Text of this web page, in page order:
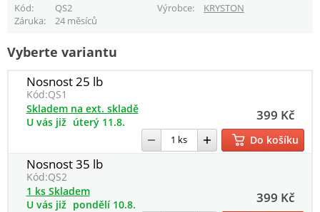
Kód QS2 Výrobce
KRYSTON
Záruka
24 měsíců
Vyberte variantu
Nosnost 25 lb
Kód:QS1
399 Kč
Skladem na ext. skladě
U vás již úterý 11.8.
Do košíku
Nosnost 35 lb
Kód:QS2
399 Kč
1 ks Skladem
U vás již pondělí 10.8.